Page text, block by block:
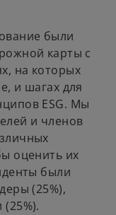
были
карты с
на которых
и шагах для
ESG. Мы
и членов
оценить их
были
(25%),